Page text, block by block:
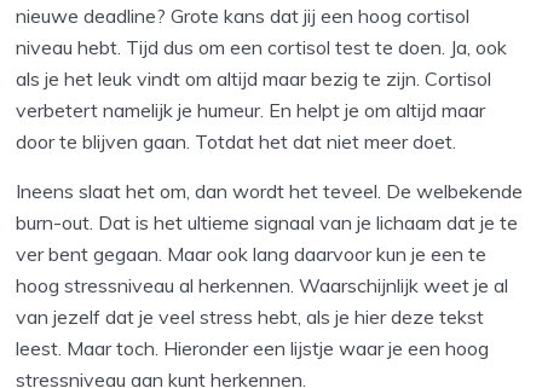
nieuwe deadline? Grote kans dat jij een hoog cortisol
niveau hebt. Tijd dus om een cortisol test te doen. Ja, ook
als je het leuk vindt om altijd maar bezig te zijn. Cortisol
verbetert namelijk je humeur. En helpt je om altijd maar
door te blijven gaan. Totdat het dat niet meer doet.
Ineens slaat het om, dan wordt het teveel. De welbekende
burn-out. Dat is het ultieme signaal van je lichaam dat je te
ver bent gegaan. Maar ook lang daarvoor kun je een te
hoog stressniveau al herkennen. Waarschijnlijk weet je al
van jezelf dat je veel stress hebt, als je hier deze tekst
leest. Maar toch. Hieronder een lijstje waar je een hoog
stressniveau aan kunt herkennen.